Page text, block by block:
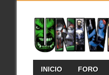
MAIN MENU
INICIO FORO